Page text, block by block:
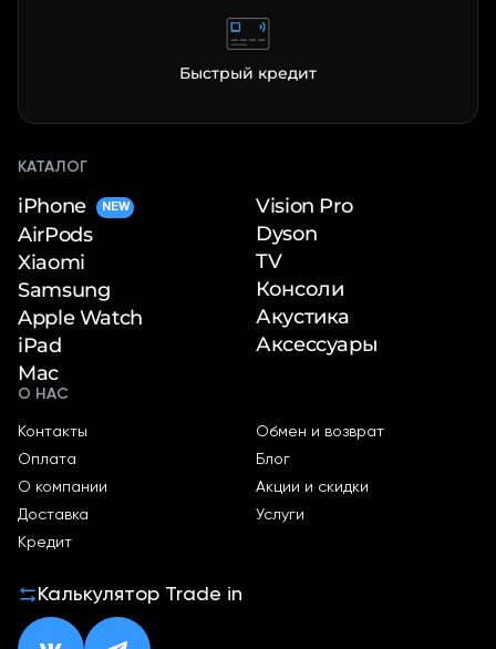
Быстрый кредит
КАТАЛОГ
iPhone NEW
AirPods
Xiaomi
Samsung
Apple Watch
iPad
Mac
Vision Pro
Dyson
TV
Консоли
Акустика
Аксессуары
О НАС
Контакты
Оплата
О компании
Доставка
Кредит
Обмен и возврат
Блог
Акции и скидки
Услуги
Калькулятор Trade in